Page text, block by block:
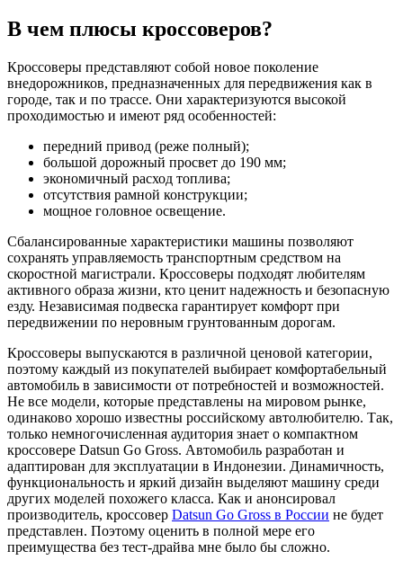
В чем плюсы кроссоверов?
Кроссоверы представляют собой новое поколение
внедорожников, предназначенных для передвижения как в
городе, так и по трассе. Они характеризуются высокой
проходимостью и имеют ряд особенностей:
передний привод (реже полный);
большой дорожный просвет до 190 мм;
экономичный расход топлива;
отсутствия рамной конструкции;
мощное головное освещение.
Сбалансированные характеристики машины позволяют
сохранять управляемость транспортным средством на
скоростной магистрали. Кроссоверы подходят любителям
активного образа жизни, кто ценит надежность и безопасную
езду. Независимая подвеска гарантирует комфорт при
передвижении по неровным грунтованным дорогам.
Кроссоверы выпускаются в различной ценовой категории,
поэтому каждый из покупателей выбирает комфортабельный
автомобиль в зависимости от потребностей и возможностей.
Не все модели, которые представлены на мировом рынке,
одинаково хорошо известны российскому автолюбителю. Так,
только немногочисленная аудитория знает о компактном
кроссовере Datsun Go Gross. Автомобиль разработан и
адаптирован для эксплуатации в Индонезии. Динамичность,
функциональность и яркий дизайн выделяют машину среди
других моделей похожего класса. Как и анонсировал
производитель, кроссовер Datsun Go Gross в России не будет
представлен. Поэтому оценить в полной мере его
преимущества без тест-драйва мне было бы сложно.